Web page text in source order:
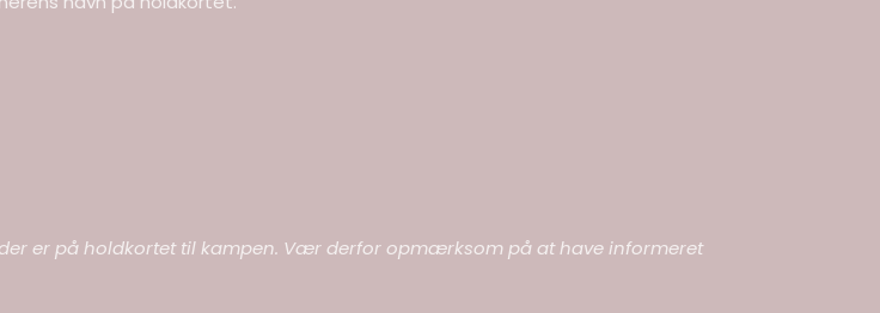
er på holdkortet til kampen. Vær derfor opmærksom på at have informeret